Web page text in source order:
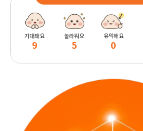
기대돼요
9
놀라워요
5
유익해요
0